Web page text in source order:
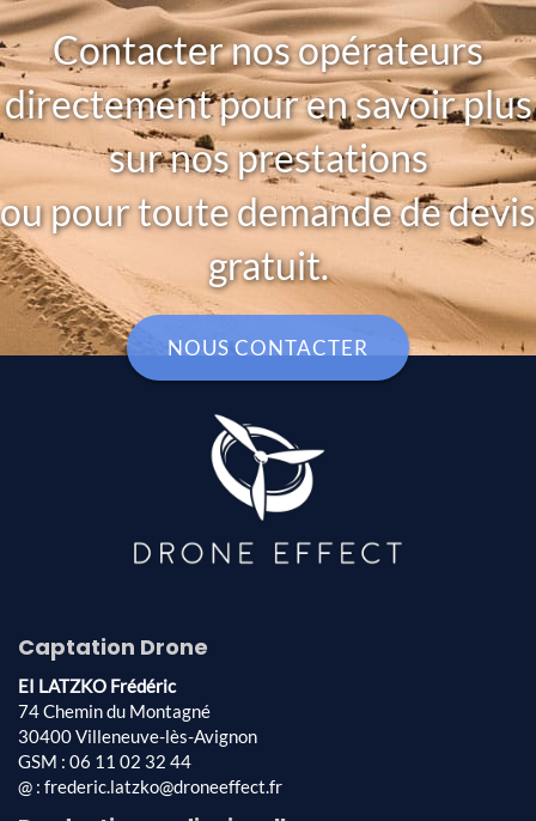
Contacter nos opérateurs
directement pour en savoir plus
sur nos prestations
ou pour toute demande de devis
gratuit.
NOUS CONTACTER
Captation Drone
EI LATZKO Frédéric
74 Chemin du Montagné
30400 Villeneuve-lès-Avignon
GSM : 06 11 02 32 44
@ : frederic.latzko@droneeffect.fr